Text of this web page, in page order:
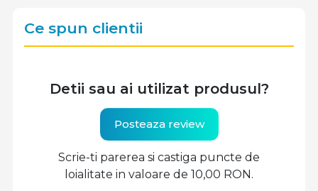
Ce spun clientii
Detii sau ai utilizat produsul?
Posteaza review
Scrie-ti parerea si castiga puncte de
loialitate in valoare de 10,00 RON.